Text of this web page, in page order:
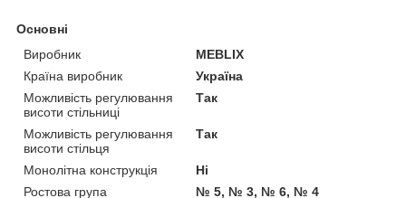
Основні
Виробник
MEBLIX
Країна виробник
Україна
Можливість регулювання
висоти стільниці
Так
Можливість регулювання
висоти стільця
Так
Монолітна конструкція
Ні
Ростова група
№ 5, № 3, № 6, № 4